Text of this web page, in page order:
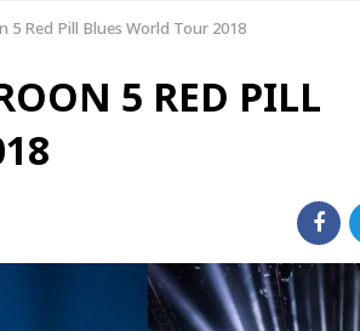
5 Red Pill Blues World Tour 2018
5 RED PILL